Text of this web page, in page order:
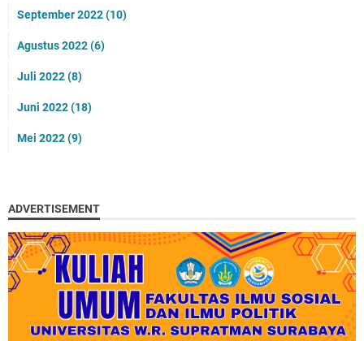
September 2022(10)
Agustus 2022(6)
Juli 2022(8)
Juni 2022(18)
Mei 2022(9)
ADVERTISEMENT